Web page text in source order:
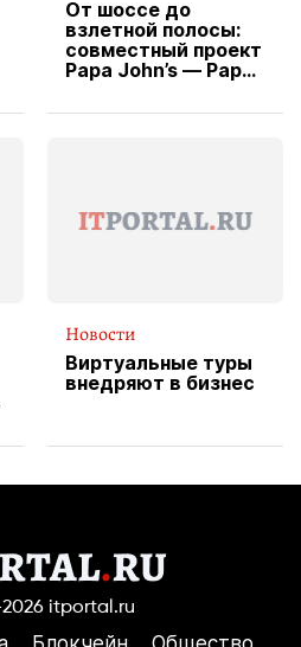
От шоссе до
взлетной полосы:
совместный проект
Papa John’s — Papa
вводит
Новости
Виртуальные туры
внедряют в бизнес
itportal.ru